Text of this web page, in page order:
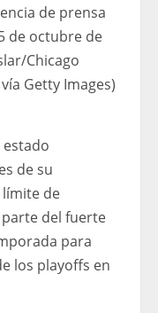
de prensa
de octubre de
Chicago
Getty Images)
estado
de su
límite de
del fuerte
para
los playoffs en